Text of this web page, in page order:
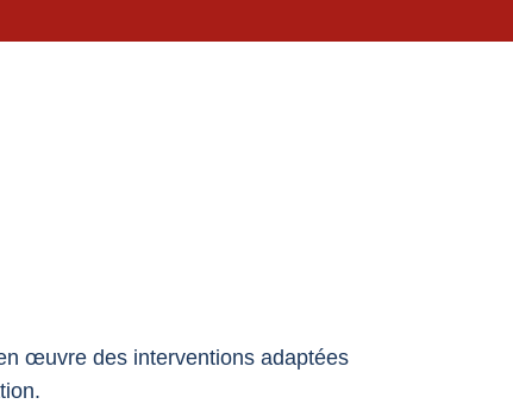
œuvre des interventions adaptées